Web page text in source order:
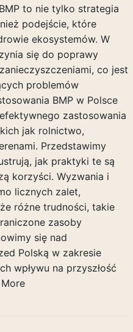
to nie tylko strategia
podejście, które
ekosystemów. W
się do poprawy
co jest
problemów
BMP w Polsce
zastosowania
jak rolnictwo,
Przedstawimy
jak praktyki te są
korzyści. Wyzwania i
licznych zalet,
różne trudności, takie
zasoby
się nad
Polską w zakresie
wpływu na przyszłość